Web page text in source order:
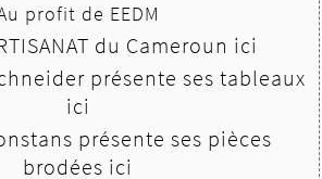
profit de EEDM
du Cameroun ici
présente ses tableaux
ici
présente ses pièces
brodées ici